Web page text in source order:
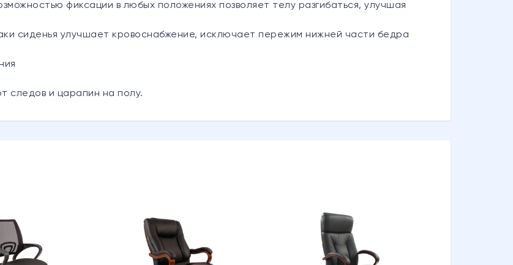
фиксации в любых положениях позволяет телу разгибаться, улучшая
сиденья улучшает кровоснабжение, исключает пережим нижней части бедра
следов и царапин на полу.